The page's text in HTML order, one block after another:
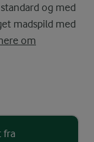
og med
madspild med
om
fra